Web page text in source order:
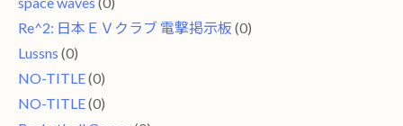
Re^2: 日本ＥＶクラブ 電撃掲示板 (0)
Lussns (0)
NO-TITLE(0)
NO-TITLE(0)